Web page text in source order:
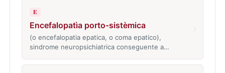
E
Encefalopatìa porto-sistèmica
(o encefalopatia epatica, o coma epatico),
sindrome neuropsichiatrica conseguente a…